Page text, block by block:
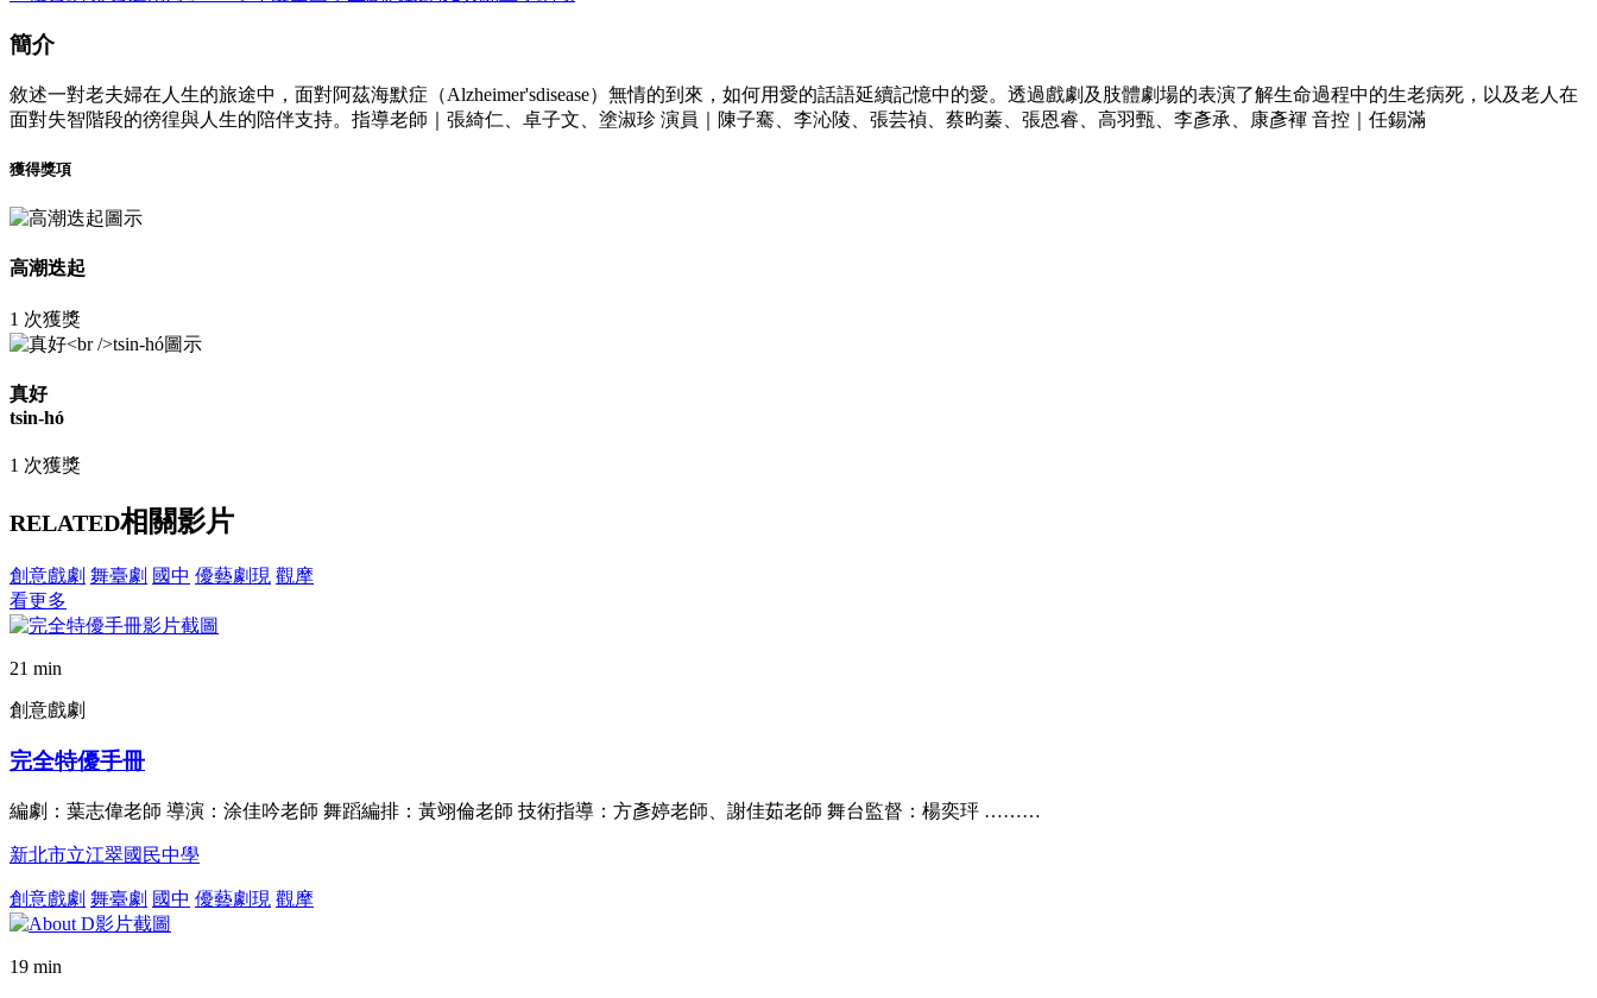
簡介
敘述一對老夫婦在人生的旅途中，面對阿茲海默症（Alzheimer'sdisease）無情的到來，如何用愛的話語延續記憶中的愛。透過戲劇及肢體劇場的表演了解生命過程中的生老病死，以及老人在
面對失智階段的徬徨與人生的陪伴支持。指導老師｜張綺仁、卓子文、塗淑珍 演員｜陳子騫、李沁陵、張芸禎、蔡昀蓁、張恩睿、高羽甄、李彥承、康彥褌 音控｜任錫滿
獲得獎項
高潮迭起
1 次獲獎
真好
tsin-hó
1 次獲獎
RELATED相關影片
創意戲劇 舞臺劇 國中 優藝劇現 觀摩
看更多
21 min
創意戲劇
完全特優手冊
編劇：葉志偉老師 導演：涂佳吟老師 舞蹈編排：黃翊倫老師 技術指導：方彥婷老師、謝佳茹老師 舞台監督：楊奕玶 ………
新北市立江翠國民中學
創意戲劇 舞臺劇 國中 優藝劇現 觀摩
19 min